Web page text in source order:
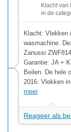
Klacht van
in de
Klacht: Vlekken
wasmachine.
Zanussi
Garantie: JA +
Beilen. De hele
2016: Vlekken
meer
Reageer als